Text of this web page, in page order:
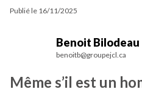
Publié le 16/11/2025
Benoit Bilodeau
benoitb@groupejcl.ca
Même s’il est un